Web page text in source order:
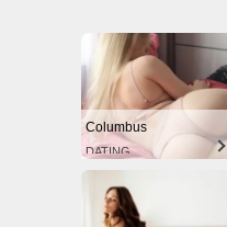
Columbus
DATING